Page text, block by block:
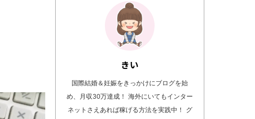
きい
国際結婚＆妊娠をきっかけにブログを始
め、月収30万達成！ 海外にいてもインター
ネットさえあれば稼げる方法を実践中！ グ